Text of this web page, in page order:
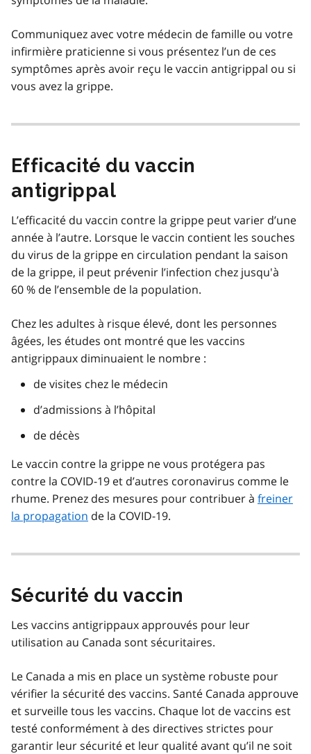
Communiquez avec votre médecin de famille ou votre
infirmière praticienne si vous présentez l’un de ces
symptômes après avoir reçu le vaccin antigrippal ou si
vous avez la grippe.
Efficacité du vaccin
antigrippal
L’efficacité du vaccin contre la grippe peut varier d’une
année à l’autre. Lorsque le vaccin contient les souches
du virus de la grippe en circulation pendant la saison
de la grippe, il peut prévenir l’infection chez jusqu'à
60 % de l’ensemble de la population.
Chez les adultes à risque élevé, dont les personnes
âgées, les études ont montré que les vaccins
antigrippaux diminuaient le nombre :
de visites chez le médecin
d’admissions à l’hôpital
de décès
Le vaccin contre la grippe ne vous protégera pas
contre la COVID-19 et d’autres coronavirus comme le
rhume. Prenez des mesures pour contribuer à freiner
la propagation de la COVID-19.
Sécurité du vaccin
Les vaccins antigrippaux approuvés pour leur
utilisation au Canada sont sécuritaires.
Le Canada a mis en place un système robuste pour
vérifier la sécurité des vaccins. Santé Canada approuve
et surveille tous les vaccins. Chaque lot de vaccins est
testé conformément à des directives strictes pour
garantir leur sécurité et leur qualité avant qu’il ne soit